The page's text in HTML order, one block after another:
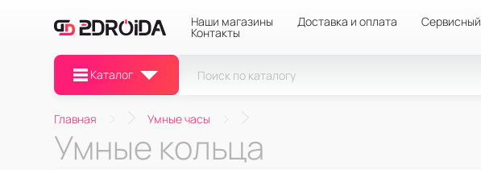
Наши магазины Доставка и оплата
Контакты
Каталог
Главная Умные часы
Умные кольца